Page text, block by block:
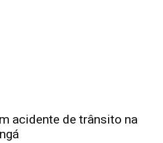
acidente de trânsito na